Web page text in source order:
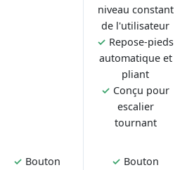
niveau constant
de l'utilisateur
✓ Repose-pieds
automatique et
pliant
✓ Conçu pour
escalier
tournant
✓ Bouton
✓ Bouton